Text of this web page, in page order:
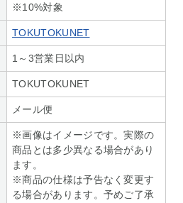
※10%対象
TOKUTOKUNET
1～3営業日以内
TOKUTOKUNET
メール便
※画像はイメージです。実際の
商品とは多少異なる場合があり
ます。
※商品の仕様は予告なく変更す
る場合があります。予めご了承